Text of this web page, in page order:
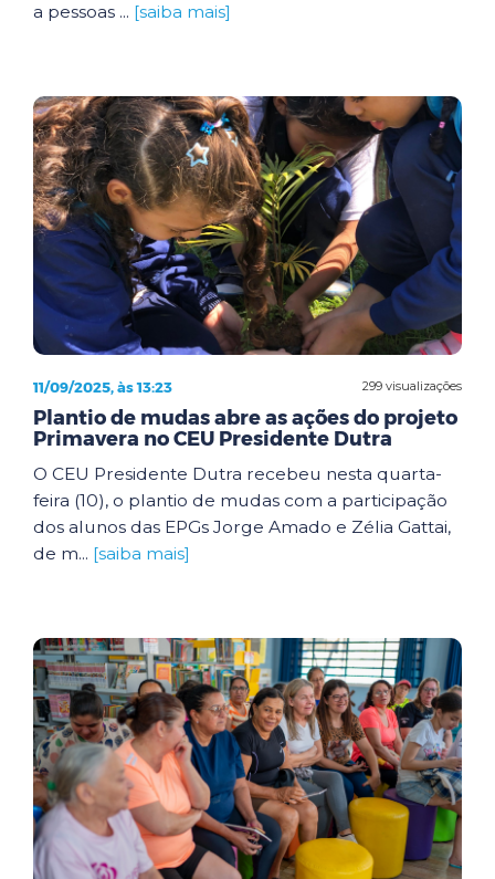
a pessoas ... [saiba mais]
299 visualizações
11/09/2025, às 13:23
Plantio de mudas abre as ações do projeto
Primavera no CEU Presidente Dutra
O CEU Presidente Dutra recebeu nesta quarta-
feira (10), o plantio de mudas com a participação
dos alunos das EPGs Jorge Amado e Zélia Gattai,
de m... [saiba mais]